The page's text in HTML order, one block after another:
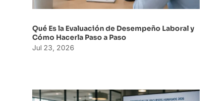
Qué Es la Evaluación de Desempeño Laboral y
Cómo Hacerla Paso a Paso
Jul 23, 2026